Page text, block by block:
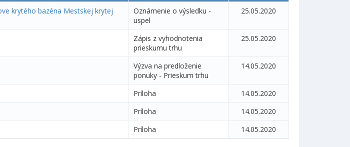
krytého bazéna Mestskej krytej
Oznámenie o výsledku -
uspel
25.05.2020
Zápis z vyhodnotenia
prieskumu trhu
25.05.2020
Výzva na predloženie
ponuky - Prieskum trhu
14.05.2020
Príloha
14.05.2020
Príloha
14.05.2020
Príloha 14.05.2020